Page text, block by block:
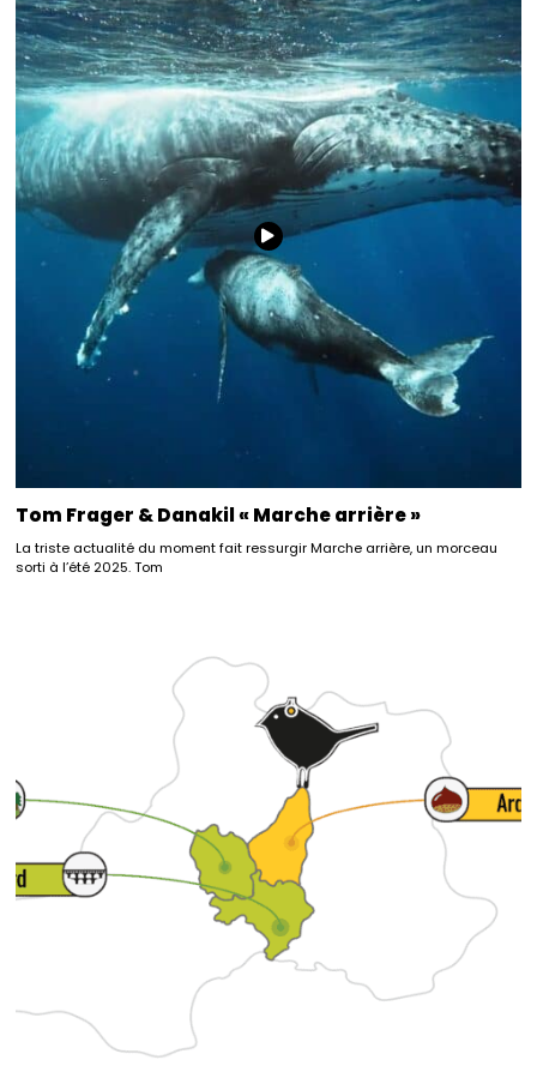
Tom Frager & Danakil « Marche arrière »
La triste actualité du moment fait ressurgir Marche arrière, un morceau
sorti à l’été 2025. Tom